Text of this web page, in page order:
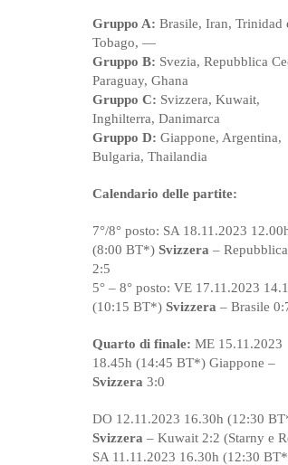
Gruppo A: Brasile, Iran, Trinidad
Tobago, —
Gruppo B: Svezia, Repubblica
Paraguay, Ghana
Gruppo C: Svizzera, Kuwait,
Inghilterra, Danimarca
Gruppo D: Giappone, Argentina,
Bulgaria, Thailandia
Calendario delle partite:
7°/8° posto: SA 18.11.2023
(8:00 BT*) Svizzera –
2:5
5° – 8° posto: VE 17.11.2023
(10:15 BT*) Svizzera – Brasile
Quarto di finale: ME 15.11.2023
18.45h (14:45 BT*) Giappone –
Svizzera 3:0
DO 12.11.2023 16.30h (12:30
Svizzera – Kuwait 2:2 (Starny e
SA 11.11.2023 16.30h (12:30